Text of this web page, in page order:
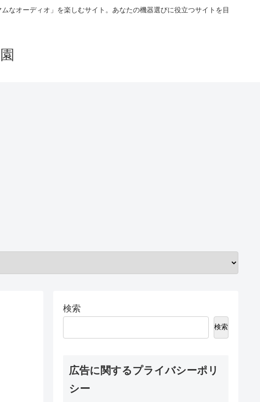
なオーディオ」を楽しむサイト。あなたの機器選びに役立つサイトを目
検索
検索
広告に関するプライバシーポリ
シー